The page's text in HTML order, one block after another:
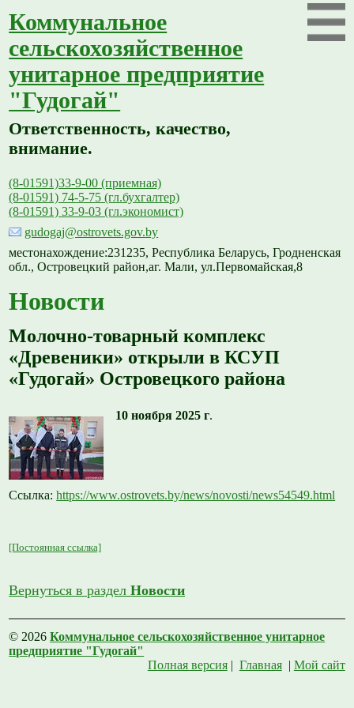
Коммунальное
сельскохозяйственное
унитарное предприятие
"Гудогай"
Ответственность, качество,
внимание.
(8-01591)33-9-00 (приемная)
(8-01591) 74-5-75 (гл.бухгалтер)
(8-01591) 33-9-03 (гл.экономист)
gudogaj@ostrovets.gov.by
местонахождение:231235, Республика Беларусь, Гродненская
обл., Островецкий район,аг. Мали, ул.Первомайская,8
Новости
Молочно-товарный комплекс
«Древеники» открыли в КСУП
«Гудогай» Островецкого района
10 ноября 2025 г.
Ссылка:https://www.ostrovets.by/news/novosti/news54549.html
[Постоянная ссылка]
Вернуться в разделНовости
© 2026Коммунальное сельскохозяйственное унитарное
предприятие "Гудогай"
Полная версия| Главная| Мой сайт